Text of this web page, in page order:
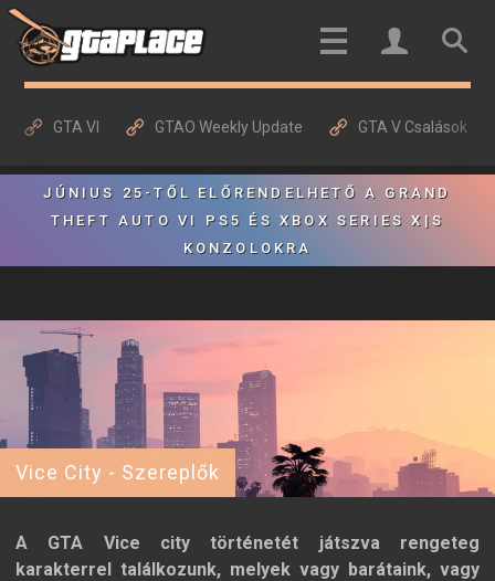
GTA VI GTAO Weekly Update GTA V Csalások
JÚNIUS 25-TŐL ELŐRENDELHETŐ A GRAND
THEFT AUTO VI PS5 ÉS XBOX SERIES X|S
KONZOLOKRA
Vice City - Szereplők
A GTA Vice city történetét játszva rengeteg
karakterrel találkozunk, melyek vagy barátaink, vagy